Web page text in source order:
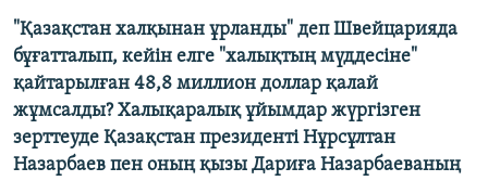
"Қазақстан халқынан ұрланды" деп Швейцарияда
бұғатталып, кейін елге "халықтың мүддесіне"
қайтарылған 48,8 миллион доллар қалай
жұмсалды? Халықаралық ұйымдар жүргізген
зерттеуде Қазақстан президенті Нұрсұлтан
Назарбаев пен оның қызы Дариға Назарбаеваның